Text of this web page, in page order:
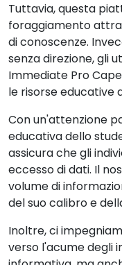
Tuttavia, questa
foraggiamento
di conoscenze.
senza direzione, gli
Immediate Pro
le risorse educative
Con un'attenzione
educativa dello
assicura che gli
eccesso di dati. Il
volume di
del suo calibro e
Inoltre, ci
verso l'acume degli